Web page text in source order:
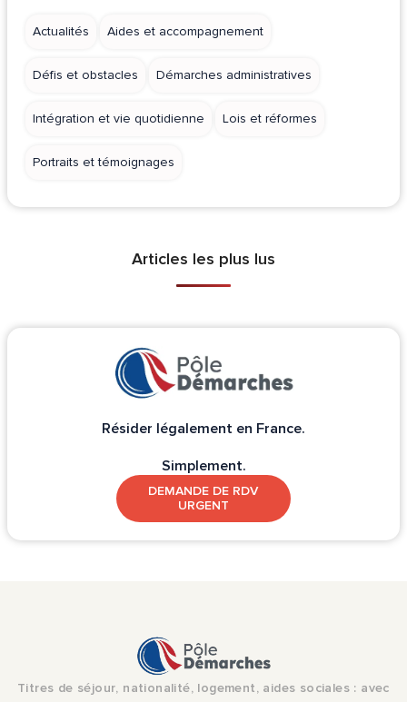
Actualités Aides et accompagnement
Défis et obstacles Démarches administratives
Intégration et vie quotidienne Lois et réformes
Portraits et témoignages
Articles les plus lus
Résider légalement en France.
Simplement.
DEMANDE DE RDV
URGENT
Titres de séjour, nationalité, logement, aides sociales : avec